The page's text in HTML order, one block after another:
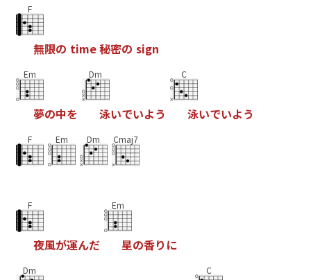
F
無限の time秘密の sign
Em
夢の中を
Dm
泳いでいよう
C
泳いでいよう
F Em Dm Cmaj7
F
夜風が運んだ
Em
星の香り に
Dm C